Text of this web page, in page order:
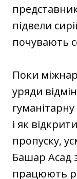
підвели
почувають
Поки
уряди
і як
пропуску,
Башар Асад
працюють